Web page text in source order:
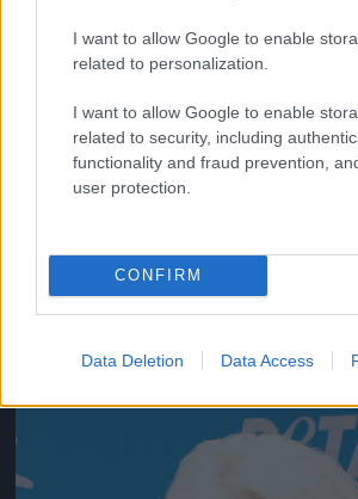
I want to allow Google to enable
related to personalization.
I want to allow Google to enable
related to security, including
functionality and fraud prevention,
user protection.
CONFIRM
Data Deletion Data Access
Tegyünk dolgokat az arcunkba
Fotó: Paul Archuleta / Europress / Getty
Jön még kép!